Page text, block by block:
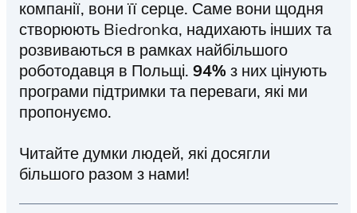
компанії, вони її серце. Саме вони щодня
створюють Biedronka, надихають інших та
розвиваються в рамках найбільшого
роботодавця в Польщі. 94% з них цінують
програми підтримки та переваги, які ми
пропонуємо.
Читайте думки людей, які досягли
більшого разом з нами!